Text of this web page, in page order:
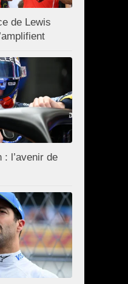
de Lewis
: l’avenir de